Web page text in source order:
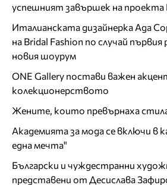
успешният завършек на проекта
Италианската дизайнерка Ада
на Bridal Fashion по случай първия
новия шоурум
ONE Gallery постави важен
колекционерството
Жените, които превърнаха
Академията за мода се включи в
една мечта"
Български и чуждестранни
представени от Десислава